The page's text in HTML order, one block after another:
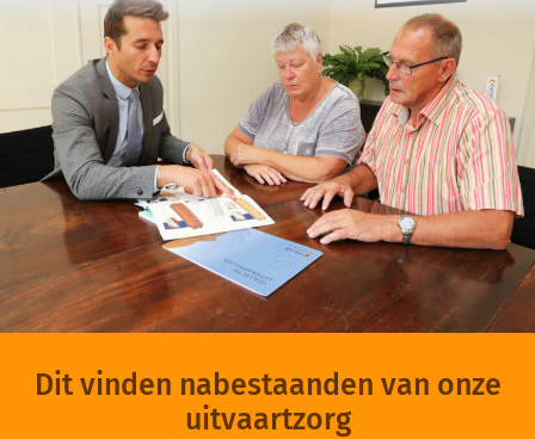
Dit vinden nabestaanden van onze
uitvaartzorg